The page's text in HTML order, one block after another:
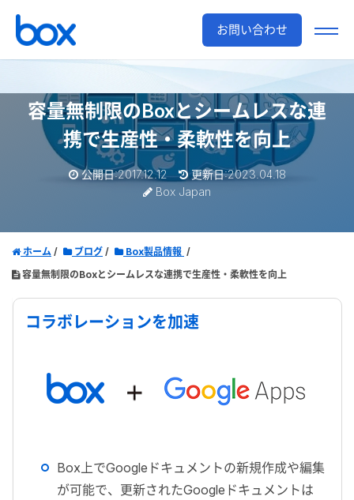
お問い合わせ
容量無制限のBoxとシームレスな連
携で生産性・柔軟性を向上
公開日:2017.12.12
更新日:2023.04.18
Box Japan
ホーム ブログ
Box製品情報
容量無制限のBoxとシームレスな連携で生産性・柔軟性を向上
コラボレーションを加速
Box上でGoogleドキュメントの新規作成や編集
が可能で、更新されたGoogleドキュメントは